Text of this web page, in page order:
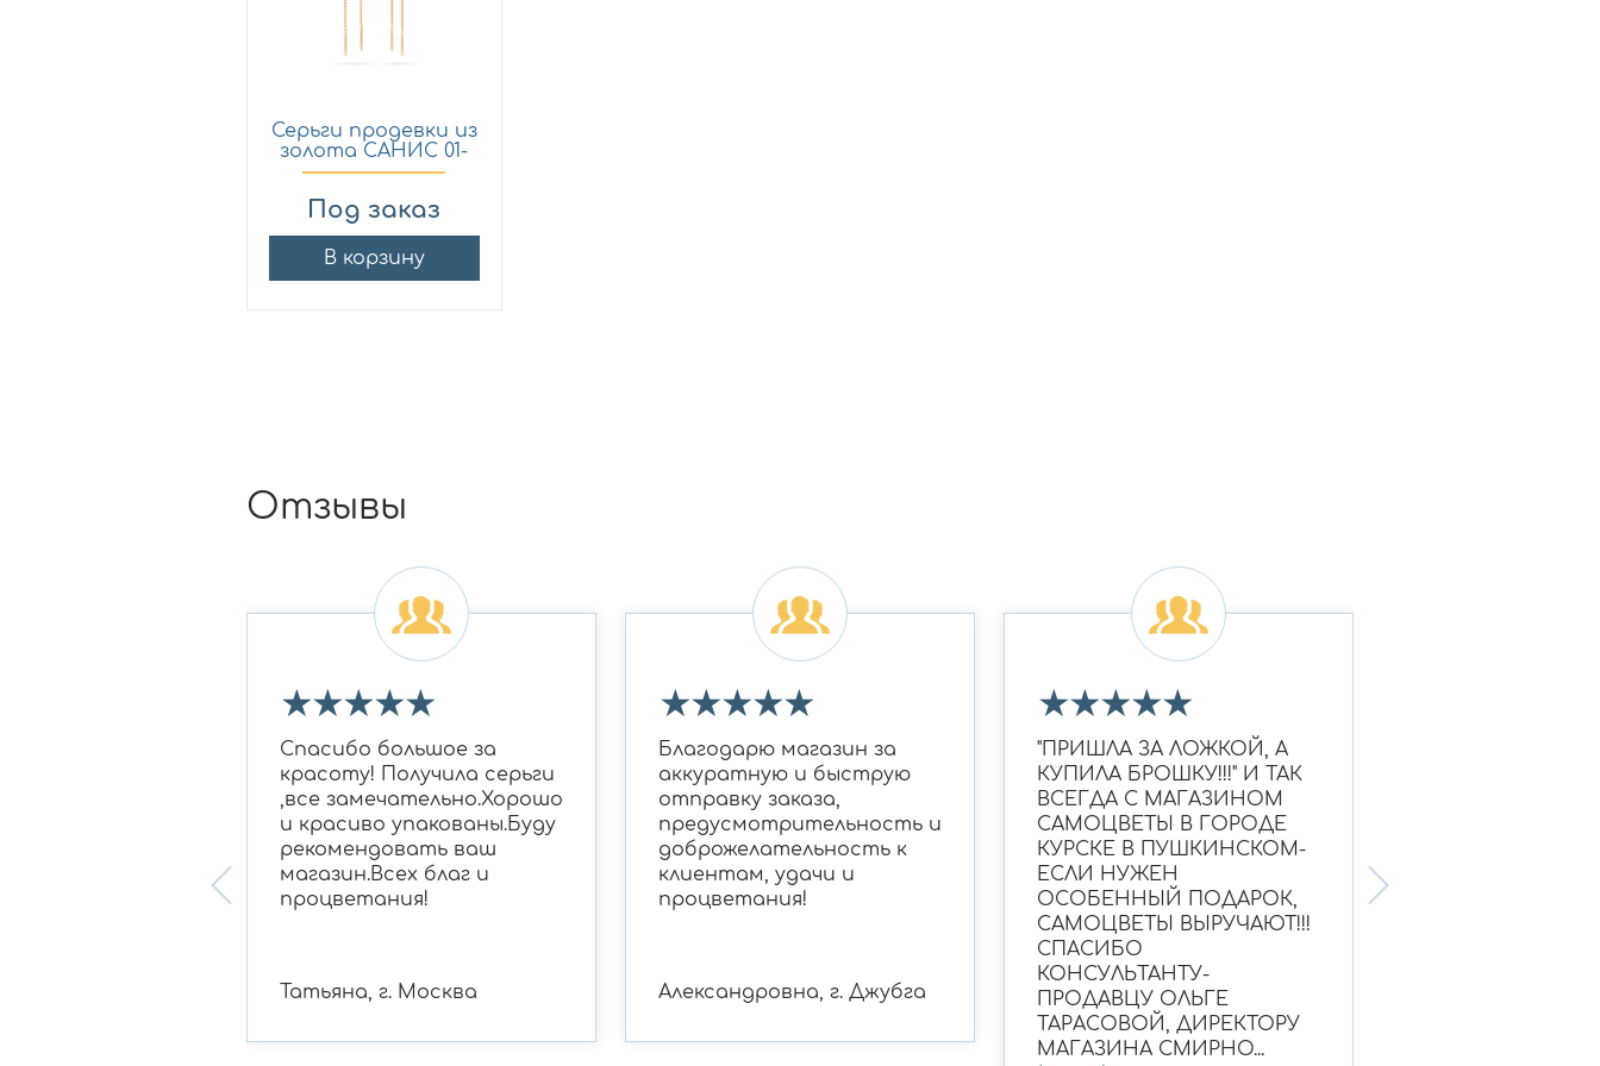
Серьги продевки из
золота САНИС 01-
20...
Под заказ
В корзину
Отзывы
★★★★★
Спасибо большое за
красоту! Получила серьги
,все замечательно.Хорошо
и красиво упакованы.Буду
рекомендовать ваш
магазин.Всех благ и
процветания!
Татьяна, г. Москва
★★★★★
Благодарю магазин за
аккуратную и быструю
отправку заказа,
предусмотрительность и
доброжелательность к
клиентам, удачи и
процветания!
Александровна, г. Джубга
★★★★★
"ПРИШЛА ЗА ЛОЖКОЙ, А
КУПИЛА БРОШКУ!!!" И ТАК
ВСЕГДА С МАГАЗИНОМ
САМОЦВЕТЫ В ГОРОДЕ
КУРСКЕ В ПУШКИНСКОМ-
ЕСЛИ НУЖЕН
ОСОБЕННЫЙ ПОДАРОК,
САМОЦВЕТЫ ВЫРУЧАЮТ!!!
СПАСИБО
КОНСУЛЬТАНТУ-
ПРОДАВЦУ ОЛЬГЕ
ТАРАСОВОЙ, ДИРЕКТОРУ
МАГАЗИНА СМИРНО...